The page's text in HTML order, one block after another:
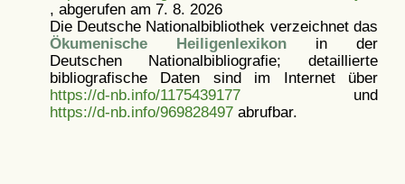
, abgerufen am 7. 8. 2026
Die Deutsche Nationalbibliothek verzeichnet das
Ökumenische Heiligenlexikonin der
Deutschen Nationalbibliografie; detaillierte
bibliografische Daten sind im Internet über
https://d-nb.info/1175439177und
https://d-nb.info/969828497abrufbar.